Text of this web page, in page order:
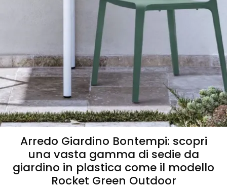
Arredo Giardino Bontempi: scopri
una vasta gamma di sedie da
giardino in plastica come il modello
Rocket Green Outdoor